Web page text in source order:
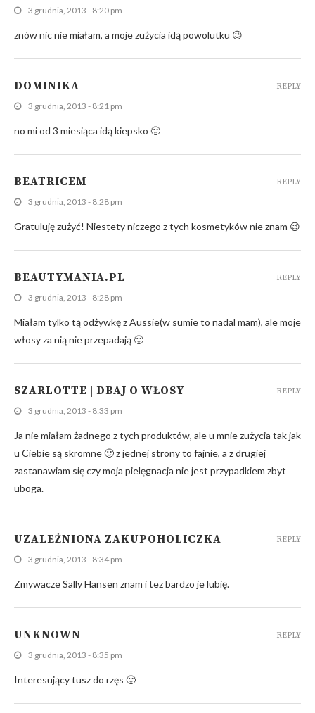
3 grudnia, 2013 - 8:20 pm
znów nic nie miałam, a moje zużycia idą powolutku 😉
DOMINIKA
3 grudnia, 2013 - 8:21 pm
no mi od 3 miesiąca idą kiepsko 🙁
REPLY
BEATRICEM
3 grudnia, 2013 - 8:28 pm
Gratuluję zużyć! Niestety niczego z tych kosmetyków nie znam 😉
REPLY
BEAUTYMANIA.PL
3 grudnia, 2013 - 8:28 pm
Miałam tylko tą odżywkę z Aussie(w sumie to nadal mam), ale moje
włosy za nią nie przepadają 🙂
REPLY
SZARLOTTE | DBAJ O WŁOSY
3 grudnia, 2013 - 8:33 pm
Ja nie miałam żadnego z tych produktów, ale u mnie zużycia tak jak
u Ciebie są skromne 🙂 z jednej strony to fajnie, a z drugiej
zastanawiam się czy moja pielęgnacja nie jest przypadkiem zbyt
uboga.
REPLY
UZALEŻNIONA ZAKUPOHOLICZKA
3 grudnia, 2013 - 8:34 pm
Zmywacze Sally Hansen znam i tez bardzo je lubię.
REPLY
UNKNOWN
3 grudnia, 2013 - 8:35 pm
Interesujący tusz do rzęs 🙂
REPLY